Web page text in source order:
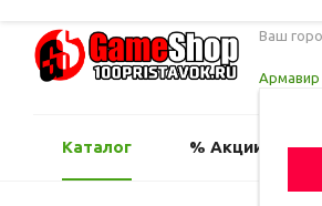
Ваш
Армавир
Каталог % Акции